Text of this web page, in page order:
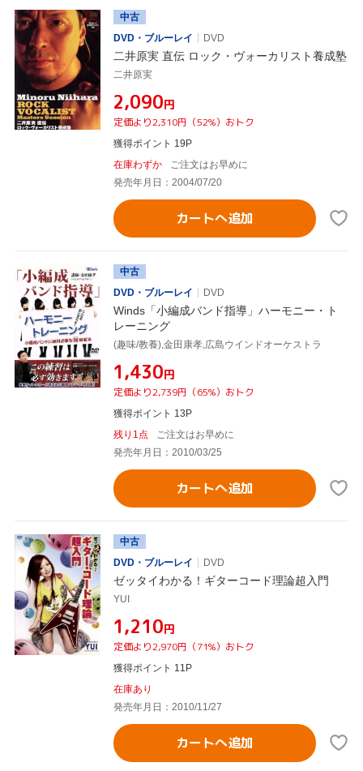
中古
DVD・ブルーレイ
DVD
二井原実 直伝 ロック・ヴォーカリスト養成塾
二井原実
¥2,090円
定価より2,310円（52%）おトク
獲得ポイント 19P
在庫わずか
ご注文はお早めに
発売年月日：2004/07/20
カートへ追加
中古
DVD・ブルーレイ
DVD
Winds「小編成バンド指導」ハーモニー・ト
レーニング
(趣味/教養),金田康孝,広島ウインドオーケストラ
¥1,430円
定価より2,739円（65%）おトク
獲得ポイント 13P
残り1点
ご注文はお早めに
発売年月日：2010/03/25
カートへ追加
中古
DVD・ブルーレイ
DVD
ゼッタイわかる！ギターコード理論超入門
YUI
¥1,210円
定価より2,970円（71%）おトク
獲得ポイント 11P
在庫あり
発売年月日：2010/11/27
カートへ追加